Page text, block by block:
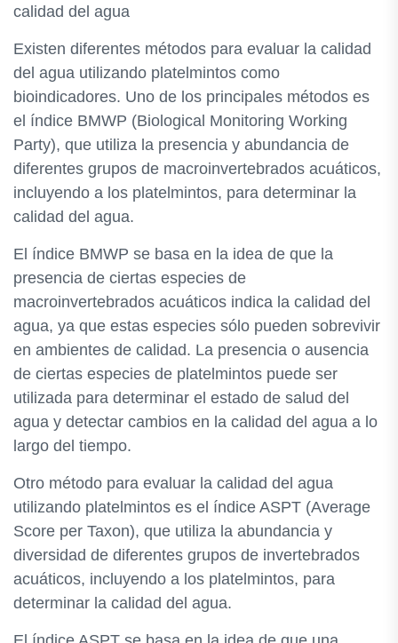
calidad del agua
Existen diferentes métodos para evaluar la calidad
del agua utilizando platelmintos como
bioindicadores. Uno de los principales métodos es
el índice BMWP (Biological Monitoring Working
Party), que utiliza la presencia y abundancia de
diferentes grupos de macroinvertebrados acuáticos,
incluyendo a los platelmintos, para determinar la
calidad del agua.
El índice BMWP se basa en la idea de que la
presencia de ciertas especies de
macroinvertebrados acuáticos indica la calidad del
agua, ya que estas especies sólo pueden sobrevivir
en ambientes de calidad. La presencia o ausencia
de ciertas especies de platelmintos puede ser
utilizada para determinar el estado de salud del
agua y detectar cambios en la calidad del agua a lo
largo del tiempo.
Otro método para evaluar la calidad del agua
utilizando platelmintos es el índice ASPT (Average
Score per Taxon), que utiliza la abundancia y
diversidad de diferentes grupos de invertebrados
acuáticos, incluyendo a los platelmintos, para
determinar la calidad del agua.